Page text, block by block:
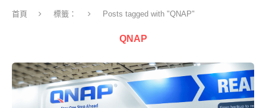
首頁 標籤： Posts tagged with "QNAP"
QNAP